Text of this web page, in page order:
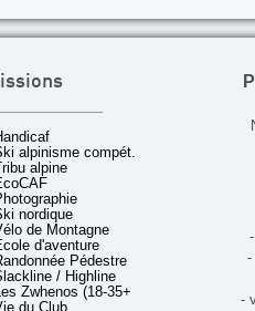
alpinisme compét.
alpine
nordique
de Montagne
d'aventure
Pédestre
/ Highline
Zwhenos (18-35+ ans)
du Club
-
-